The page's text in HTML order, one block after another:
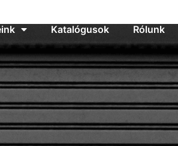
Katalógusok Rólunk